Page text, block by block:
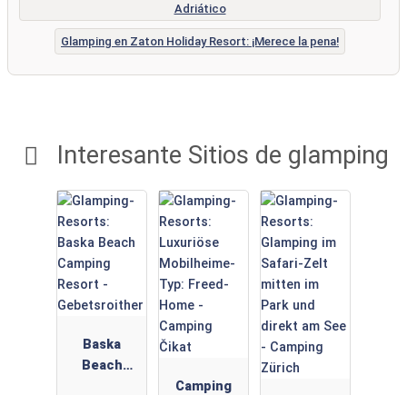
Interesante Sitios de glamping
Baska
Beach
Camping
Adriático
Glamping en Zaton Holiday Resort: ¡Merece la pena!